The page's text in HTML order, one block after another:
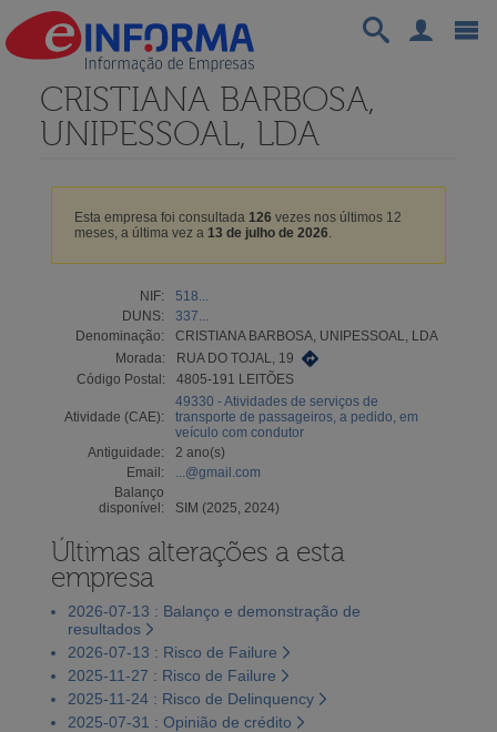
CRISTIANA BARBOSA,
UNIPESSOAL, LDA
Esta empresa foi consultada 126 vezes nos últimos 12
meses, a última vez a 13 de julho de 2026.
NIF:
518...
DUNS:
337...
Denominação:
CRISTIANA BARBOSA, UNIPESSOAL, LDA
Morada:
RUA DO TOJAL, 19
Código Postal:
4805-191 LEITÕES
Atividade (CAE):
49330 - Atividades de serviços de
transporte de passageiros, a pedido, em
veículo com condutor
Antiguidade:
2 ano(s)
Email:
...@gmail.com
Balanço
disponível:
SIM (2025, 2024)
Últimas alterações a esta
empresa
2026-07-13 : Balanço e demonstração de
resultados
2026-07-13 : Risco de Failure
2025-11-27 : Risco de Failure
2025-11-24 : Risco de Delinquency
2025-07-31 : Opinião de crédito